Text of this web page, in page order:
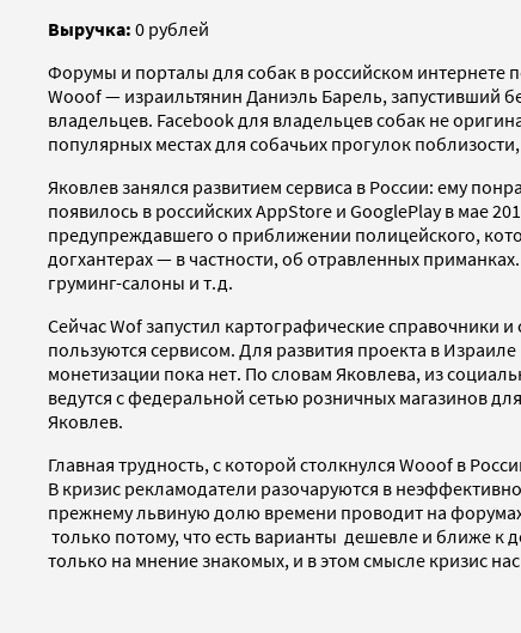
Выручка: 0 рублей
Форумы и порталы для собак в российском интернете
Wooof — израильтянин Даниэль Барель, запустивший
владельцев. Facebook для владельцев собак не
популярных местах для собачьих прогулок
Яковлев занялся развитием сервиса в России: ему
появилось в российских AppStore и GooglePlay в мае
предупреждавшего о приближении полицейского,
догхантерах — в частности, об отравленных
груминг-салоны и т.д.
Сейчас Wof запустил картографические справочники
пользуются сервисом. Для развития проекта в
монетизации пока нет. По словам Яковлева, из
ведутся с федеральной сетью розничных магазинов
Яковлев.
Главная трудность, с которой столкнулся Wooof в
В кризис рекламодатели разочаруются в
прежнему львиную долю времени проводит на
только потому, что есть варианты дешевле и ближе к
только на мнение знакомых, и в этом смысле кризис